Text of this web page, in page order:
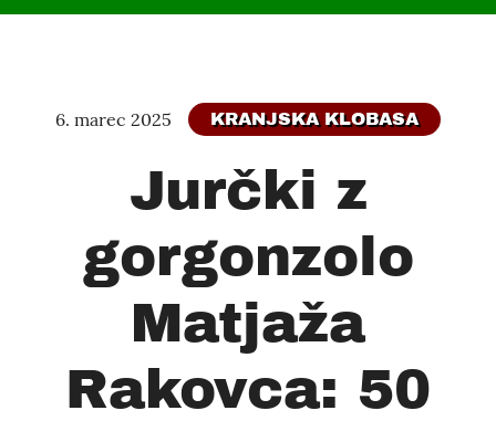
6. marec 2025 KRANJSKA KLOBASA
Jurčki z
gorgonzolo
Matjaža
Rakovca: 50